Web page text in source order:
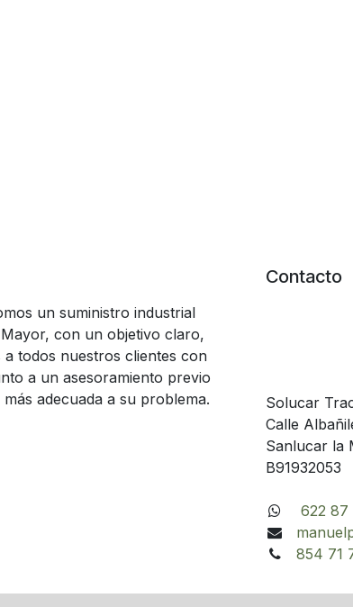
un suministro industrial
con un objetivo claro,
a todos nuestros clientes con
a un asesoramiento previo
adecuada a su problema.
Contacto
Solucar
Calle
Sanlucar la
B91932053
622 87
854 71